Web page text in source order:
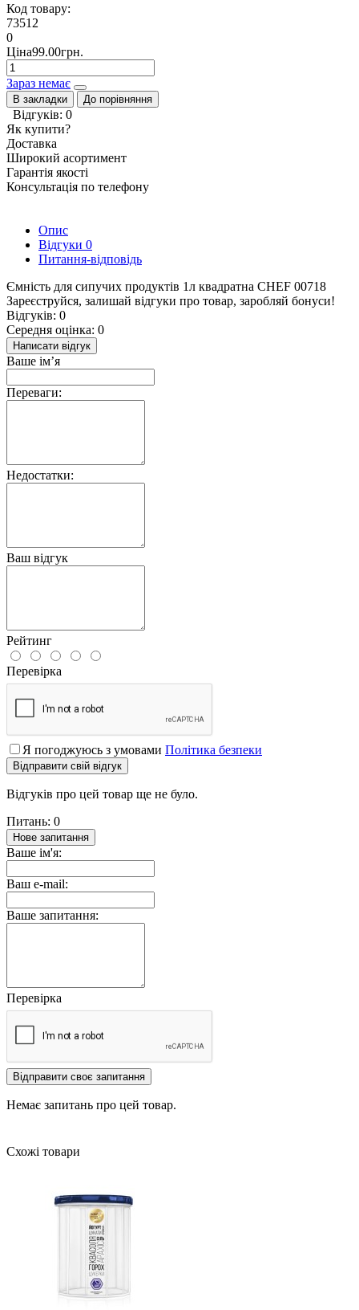
Код товару:
73512
0
Ціна99.00грн.
Зараз немає
В закладки До порівняння
Відгуків: 0
Як купити?
Доставка
Широкий асортимент
Гарантія якості
Консультація по телефону
Опис
Відгуки 0
Питання-відповідь
Ємність для сипучих продуктів 1л квадратна CHEF 00718
Зареєструйся, залишай відгуки про товар, заробляй бонуси!
Відгуків: 0
Середня оцінка: 0
Написати відгук
Ваше ім’я
Переваги:
Недостатки:
Ваш відгук
Рейтинг
Перевірка
Я погоджуюсь з умовами Політика безпеки
Відправити свій відгук
Відгуків про цей товар ще не було.
Питань: 0
Нове запитання
Ваше ім'я:
Ваш e-mail:
Ваше запитання:
Перевірка
Відправити своє запитання
Немає запитань про цей товар.
Схожі товари